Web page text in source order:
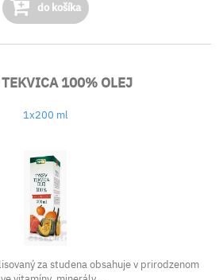
do košíka
100% OLEJ
1x200 ml
za studena obsahuje v prirodzenom